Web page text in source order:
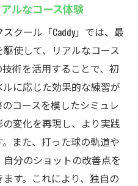
る便利さ
使用可能な打席
タイルを追求する
ションゴルフで効率的
ルフの効果的な活用法
のデータを徹底分析
カスタム練習
にスキル向上
ルなコース体験
クール「Caddy」では、最
使して、リアルなコース
術を活用することで、初
に応じた効果的な練習が
コースを模したシミュレ
変化を再現し、より実践
また、打った球の軌道や
分のショットの改善点を
す。これにより、独自の